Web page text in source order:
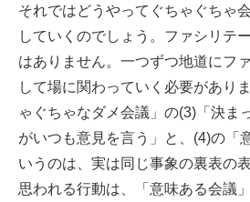
それではどうやってぐちゃぐちゃ
していくのでしょう。ファシリテ
はありません。一つずつ地道にフ
して場に関わっていく必要があり
ゃぐちゃなダメ会議」の(3)「決ま
がいつも意見を言う」と、(4)の「
いうのは、実は同じ事象の裏表の
思われる行動は、「意味ある会議